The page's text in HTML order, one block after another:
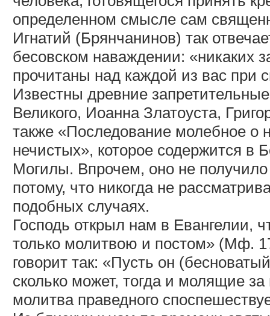
определенном смысле сам
Игнатий (Брянчанинов) так
бесовском наваждении: «никаких
прочитаны над каждой из вас при
Известны древние
Великого, Иоанна Златоуста,
также «Последование молебное
нечистых», которое содержится
Могилы. Впрочем, оно не
потому, что никогда не
подобных случаях.
Господь открыл нам в Евангелии,
только молитвою и постом» (Мф.
говорит так: «Пусть он
сколько может, тогда и молящие
молитва праведного